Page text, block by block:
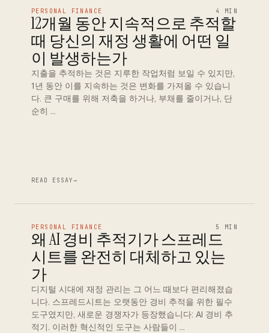
PERSONAL FINANCE 4 MIN
12개월 동안 지속적으로 추적할
때 당신의 재정 생활에 어떤 일
이 발생하는가
지출을 추적하는 것은 지루한 작업처럼 보일 수 있지만,
1년 동안 이를 지속하는 것은 변화를 가져올 수 있습니
다. 큰 구매를 위해 저축을 하거나, 부채를 줄이거나, 단
순히 …
READ ESSAY→
PERSONAL FINANCE 5 MIN
왜 AI 경비 추적기가 스프레드
시트를 완전히 대체하고 있는
가
디지털 시대에 재정 관리는 그 어느 때보다 편리해졌습
니다. 스프레드시트는 오랫동안 경비 추적을 위한 필수
도구였지만, 새로운 경쟁자가 등장했습니다: AI 경비 추
적기. 이러한 혁신적인 도구는 사람들이 …